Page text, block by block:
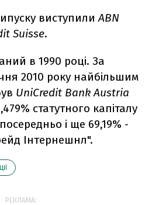
виступилиABN
Suisse.
в 1990 році. За
2010 року найбільшим
UniCredit Bank Austria
статутного капіталу
і ще 69,19% -
Інтернешнл".
РЕКЛАМА: